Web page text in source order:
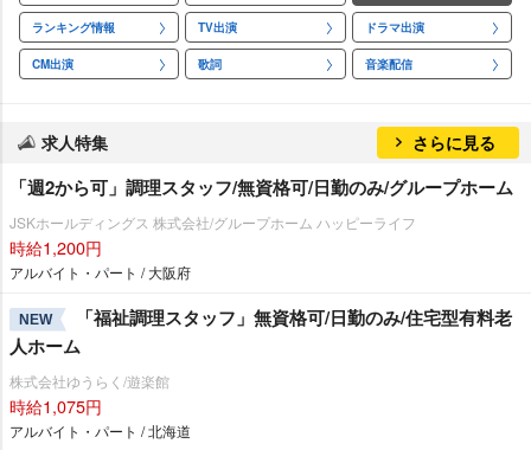
ランキング情報 TV出演 ドラマ出演
CM出演 歌詞 音楽配信
求人特集 さらに見る
「週2から可」調理スタッフ/無資格可/日勤のみ/グループホーム
JSKホールディングス 株式会社/グループホーム ハッピーライフ
時給1,200円
アルバイト・パート / 大阪府
NEW
「福祉調理スタッフ」無資格可/日勤のみ/住宅型有料老
人ホーム
株式会社ゆうらく/遊楽館
時給1,075円
アルバイト・パート / 北海道